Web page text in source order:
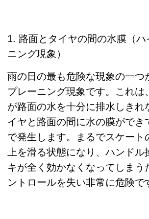
1. 路面とタイヤの間の水膜（ハ
ニング現象）
雨の日の最も危険な現象の一つ
プレーニング現象です。これは
が路面の水を十分に排水しきれ
イヤと路面の間に水の膜ができ
で発生します。まるでスケート
上を滑る状態になり、ハンドル
キが全く効かなくなってしまう
ントロールを失い非常に危険で